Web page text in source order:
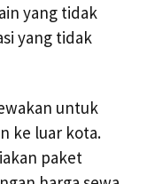
yang tidak
yang tidak
untuk
ke luar kota.
paket